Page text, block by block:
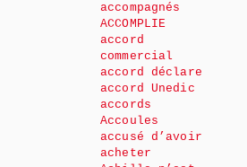
accompagnés
ACCOMPLIE
accord
commercial
accord déclare
accord Unedic
accords
Accoules
accusé d’avoir
acheter